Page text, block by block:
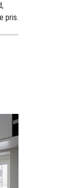
pris.